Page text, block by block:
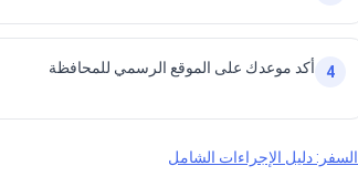
4 أكد موعدك على الموقع الرسمي للمحافظة
دليل الإجراءات الشامل